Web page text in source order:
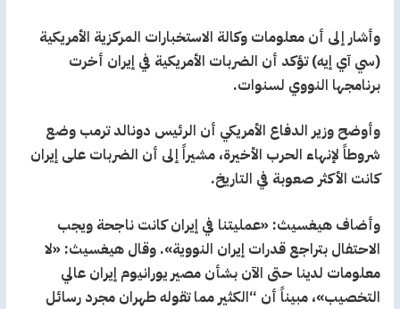
وأشار إلى أن معلومات وكالة الاستخبارات المركزية الأمريكية
(سي آي إيه) تؤكد أن الضربات الأمريكية في إيران أخرت
برنامجها النووي لسنوات.
وأوضح وزير الدفاع الأمريكي أن الرئيس دونالد ترمب وضع
شروطاً لإنهاء الحرب الأخيرة، مشيراً إلى أن الضربات على إيران
كانت الأكثر صعوبة في التاريخ.
وأضاف هيغسيث: «عمليتنا في إيران كانت ناجحة ويجب
الاحتفال بتراجع قدرات إيران النووية». وقال هيغسيث: «لا
معلومات لدينا حتى الآن بشأن مصير يورانيوم إيران عالي
التخصيب»، مبيناً أن “الكثير مما تقوله طهران مجرد رسائل